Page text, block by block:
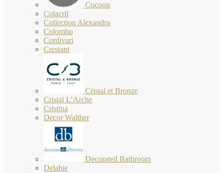
Cocoon
Colacril
Collection Alexandra
Colombo
Cordivari
Crestani
Cristal et Bronze
Cristal L’Arche
Cristina
Decor Walther
Decorated Bathroom
Delabie